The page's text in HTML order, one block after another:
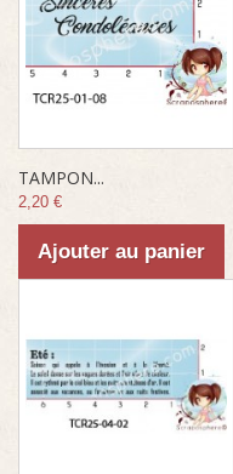
TAMPON...
2,20 €
Ajouter au panier